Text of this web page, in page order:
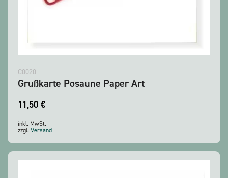
C0020
Grußkarte Posaune Paper Art
11,50 €
inkl. MwSt.
zzgl. Versand